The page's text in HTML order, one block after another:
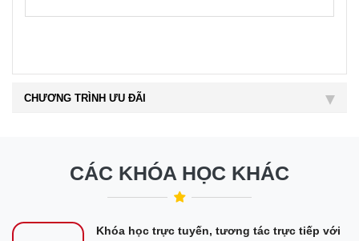
CHƯƠNG TRÌNH ƯU ĐÃI
CÁC KHÓA HỌC KHÁC
Khóa học trực tuyến, tương tác trực tiếp với